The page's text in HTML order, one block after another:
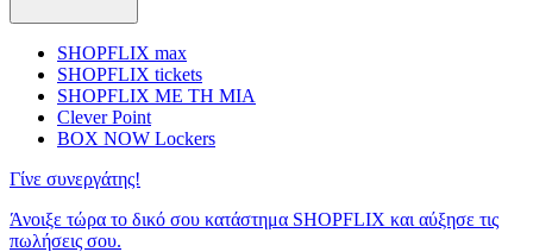
SHOPFLIX max
SHOPFLIX tickets
SHOPFLIX ΜΕ ΤΗ ΜΙΑ
Clever Point
BOX NOW Lockers
Γίνε συνεργάτης!
Άνοιξε τώρα το δικό σου κατάστημα SHOPFLIX και αύξησε τις
πωλήσεις σου.